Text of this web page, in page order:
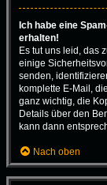
Ich habe eine
erhalten!
Es tut uns leid, das
einige
senden,
komplette E-Mail,
ganz wichtig, die
Details über den
kann dann
Nach oben